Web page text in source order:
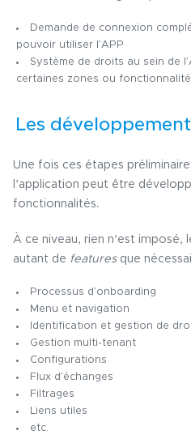
Demande de connexion
pouvoir utiliser l’APP
Système de droits au sein de
certaines zones ou
Les
Une fois ces étapes
l’application peut être
fonctionnalités.
À ce niveau, rien n’est imposé,
autant de featuresque
Processus d’onboarding
Menu et navigation
Identification et gestion de
Gestion multi-tenant
Configurations
Flux d’échanges
Filtrages
Liens utiles
etc.